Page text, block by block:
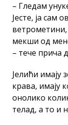
– Гледам
Јесте, ја сам
ветрометини,
мекши од
– тече прича
Јелићи имају
крава, имају
онолико
телад, а то и